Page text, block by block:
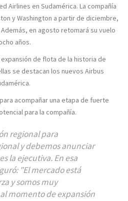
Airlines en Sudamérica. La compañía
y Washington a partir de diciembre,
en agosto retomará su vuelo
años.
de flota de la historia de
se destacan los nuevos Airbus
acompañar una etapa de fuerte
para la compañía.
regional para
y debemos anunciar
la ejecutiva. En esa
"El mercado está
y somos muy
momento de expansión